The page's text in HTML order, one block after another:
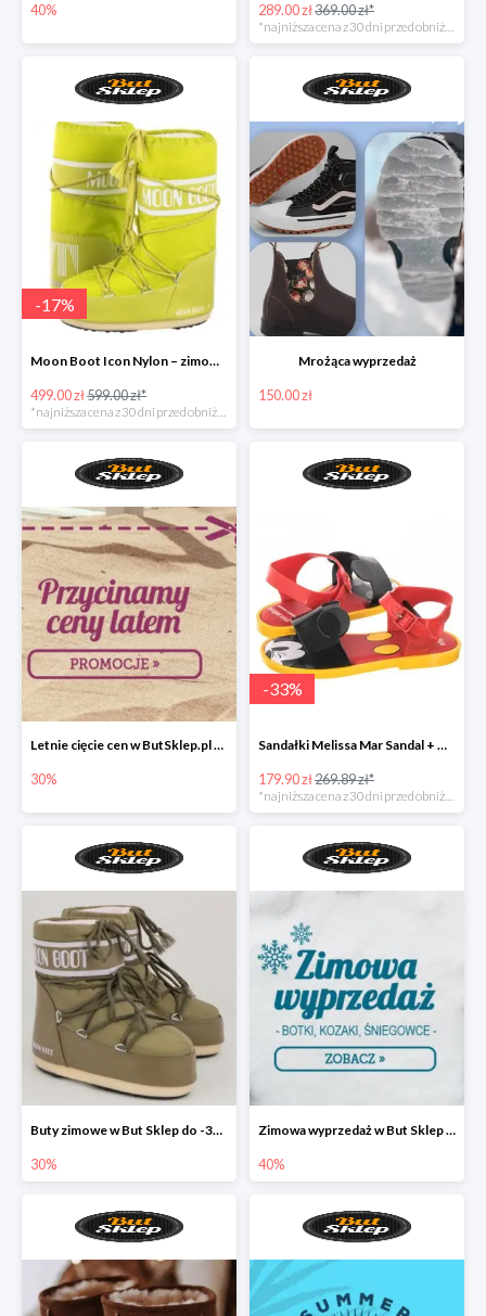
40% 289.00 zł369.00 zł*
*najniższa cena z 30 dni przed obniżką
-17%
Moon Boot Icon Nylon – zimowe śniegowce dla dzieci
499.00 zł599.00 zł*
Mrożąca wyprzedaż
150.00 zł
Letnie cięcie cen w ButSklep.pl do -30%
30%
-33%
Sandałki Melissa Mar Sandal + Mickey pachnące gumą balonową!
179.90 zł269.89 zł*
*najniższa cena z 30 dni przed obniżką
Buty zimowe w But Sklep do -30%
30%
Zimowa wyprzedaż w But Sklep do -40%
40%